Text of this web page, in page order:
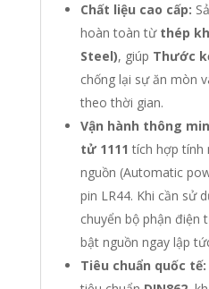
Chất liệu cao cấp:
hoàn toàn từ thép
Steel), giúp Thước
chống lại sự ăn mòn
theo thời gian.
Vận hành thông
tử 1111 tích hợp tính
nguồn (Automatic
pin LR44. Khi cần sử
chuyển bộ phận
bật nguồn ngay lập
Tiêu chuẩn quốc tế: